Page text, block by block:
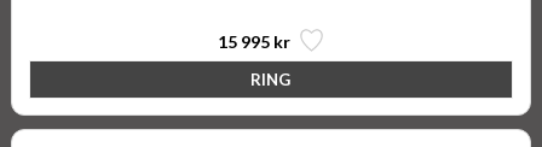
15 995 kr